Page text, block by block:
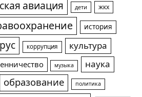
авиация дети жкх
история
коррупция
культура
музыка
наука
образование политика